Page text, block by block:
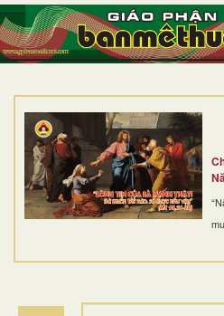
TRANG NHẤT
GIỚI THIỆU
DÒNG TU
BAN MỤC VỤ
ĐOÀN THỂ CG
ĐIỂM HÀNH HƯƠNG